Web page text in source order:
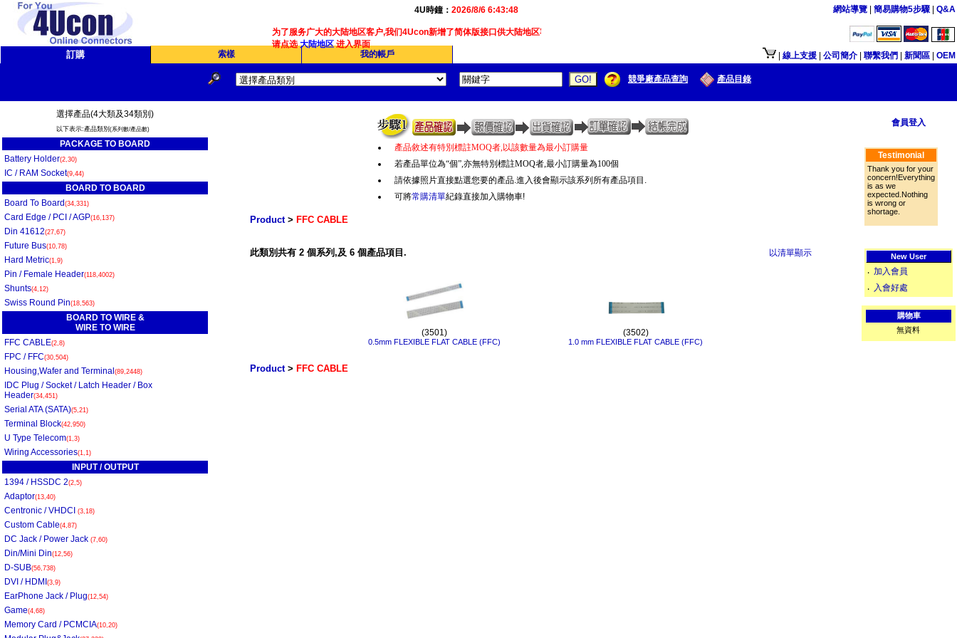
4U時鐘： 2026/8/6 6:43:49
为了服务广大的大陆地区客户,我们4Ucon新增了简体版接口供大陆地区客户使用.
请点选大陆地区进入界面
網站導覽 簡易購物5步驟 Q&A
訂購 索樣 我的帳戶 線上支援 公司簡介 聯繫我們 新聞區 OEM
競爭廠產品查詢 產品目錄
選擇產品(4大類及34類別)
以下表示:產品類別 (系列數/產品數)
PACKAGE TO BOARD
Battery Holder(2,30)
IC / RAM Socket(9,44)
BOARD TO BOARD
Board To Board (34,331)
Card Edge / PCI / AGP(16,137)
Din 41612(27,67)
Future Bus(10,78)
Hard Metric(1,9)
Pin / Female Header(118,4002)
Shunts(4,12)
Swiss Round Pin(18,563)
BOARD TO WIRE &
WIRE TO WIRE
FFC CABLE(2,8)
FPC / FFC(30,504)
Housing,Wafer and Terminal (89,2448)
IDC Plug / Socket / Latch Header / Box
Header(34,451)
Serial ATA (SATA)(5,21)
Terminal Block(42,950)
U Type Telecom(1,3)
Wiring Accessories(1,1)
INPUT / OUTPUT
1394 / HSSDC 2(2,5)
Adaptor(13,40)
Centronic / VHDCI (3,18)
Custom Cable(4,87)
DC Jack / Power Jack (7,60)
Din/Mini Din(12,56)
D-SUB(56,738)
DVI / HDMI (3,9)
EarPhone Jack / Plug(12,54)
Game(4,68)
Memory Card / PCMCIA(10,20)
產品敘述有特別標註MOQ者,以該數量為最小訂購量
若產品單位為“個”,亦無特別標註MOQ者,最小訂購量為100個
請依據照片直接點選您要的產品.進入後會顯示該系列所有產品項目.
可將常購清單紀錄直接加入購物車!
Product> FFC CABLE
此類別共有 2 個系列,及 6 個產品項目. 以清單顯示
(3501)
0.5mm FLEXIBLE FLAT CABLE (FFC)
(3502)
1.0 mm FLEXIBLE FLAT CABLE (FFC)
Product> FFC CABLE
會員登入
Testimonial
Thank you for your
concern!Everything
is as we
expected.Nothing
is wrong or
shortage.
New User
‧ 加入會員
‧ 入會好處
購物車
無資料